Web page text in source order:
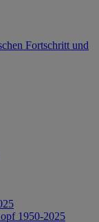
Fortschritt und
1950-2025